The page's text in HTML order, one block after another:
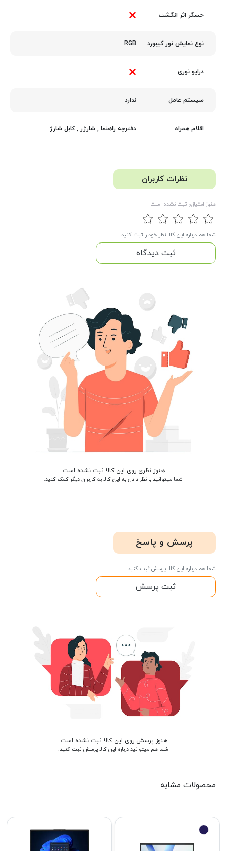
حسگر اثر انگشت
نوع نمایش نور کیبورد RGB
درایو نوری
سیستم عامل ندارد
اقلام همراه دفترچه راهنما , شارژر , کابل شارژ
نظرات کاربران
هنوز امتیازی ثبت نشده است
شما هم درباره این کالا نظر خود را ثبت کنید
ثبت دیدگاه
هنوز نظری روی این کالا ثبت نشده است.
شما میتوانید با نظر دادن به این کالا به کاربران دیگر کمک کنید.
پرسش و پاسخ
شما هم درباره این کالا پرسش ثبت کنید
ثبت پرسش
هنوز پرسش روی این کالا ثبت نشده است.
شما هم میتوانید درباره این کالا پرسش ثبت کنید.
محصولات مشابه